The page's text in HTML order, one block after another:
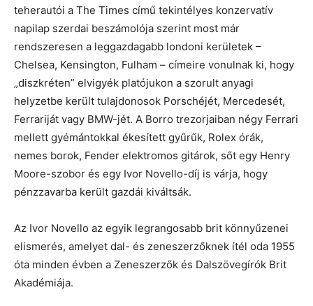
teherautói a The Times című tekintélyes konzervatív
napilap szerdai beszámolója szerint most már
rendszeresen a leggazdagabb londoni kerületek –
Chelsea, Kensington, Fulham – címeire vonulnak ki, hogy
„diszkréten” elvigyék platójukon a szorult anyagi
helyzetbe került tulajdonosok Porschéjét, Mercedesét,
Ferrariját vagy BMW-jét. A Borro trezorjaiban négy Ferrari
mellett gyémántokkal ékesített gyűrűk, Rolex órák,
nemes borok, Fender elektromos gitárok, sőt egy Henry
Moore-szobor és egy Ivor Novello-díj is várja, hogy
pénzzavarba került gazdái kiváltsák.
Az Ivor Novello az egyik legrangosabb brit könnyűzenei
elismerés, amelyet dal- és zeneszerzőknek ítél oda 1955
óta minden évben a Zeneszerzők és Dalszövegírók Brit
Akadémiája.